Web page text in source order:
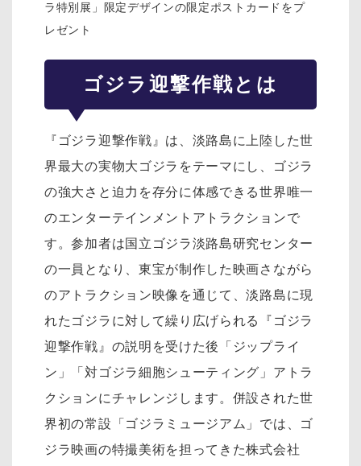
ラ特別展」限定デザインの限定ポストカードをプ
レゼント
ゴジラ迎撃作戦とは
『ゴジラ迎撃作戦』は、淡路島に上陸した世
界最大の実物大ゴジラをテーマにし、ゴジラ
の強大さと迫力を存分に体感できる世界唯一
のエンターテインメントアトラクションで
す。参加者は国立ゴジラ淡路島研究センター
の一員となり、東宝が制作した映画さながら
のアトラクション映像を通じて、淡路島に現
れたゴジラに対して繰り広げられる『ゴジラ
迎撃作戦』の説明を受けた後「ジップライ
ン」「対ゴジラ細胞シューティング」アトラ
クションにチャレンジします。併設された世
界初の常設「ゴジラミュージアム」では、ゴ
ジラ映画の特撮美術を担ってきた株式会社